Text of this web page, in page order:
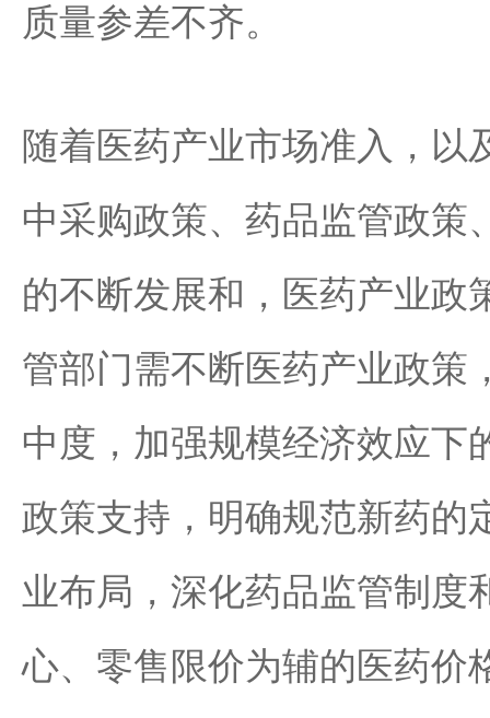
质量参差不齐。
随着医药产业市场准入，以
中采购政策、药品监管政策
的不断发展和，医药产业政
管部门需不断医药产业政策
中度，加强规模经济效应下
政策支持，明确规范新药的
业布局，深化药品监管制度
心、零售限价为辅的医药价